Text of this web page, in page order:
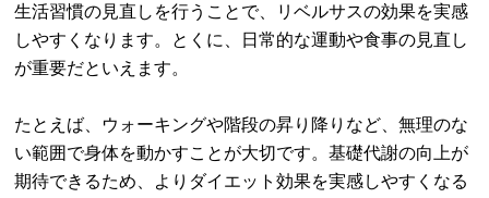
生活習慣の見直しを行うことで、リベルサスの効果を実感
しやすくなります。とくに、日常的な運動や食事の見直し
が重要だといえます。
たとえば、ウォーキングや階段の昇り降りなど、無理のな
い範囲で身体を動かすことが大切です。基礎代謝の向上が
期待できるため、よりダイエット効果を実感しやすくなる